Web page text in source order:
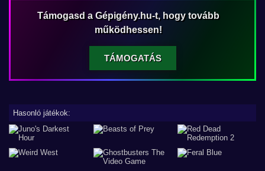
Támogasd a Gépigény.hu-t, hogy tovább
működhessen!
TÁMOGATÁS
Hasonló játékok: